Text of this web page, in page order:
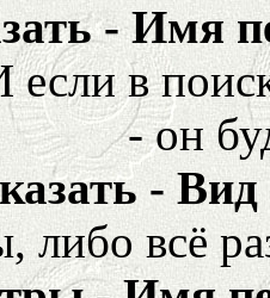
- Имя
в
- он
-
либо всё